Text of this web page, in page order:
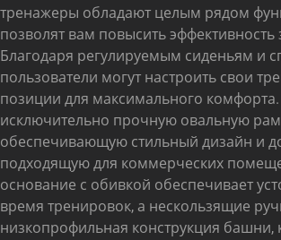
тренажеры обладают целым рядом
позволят вам повысить эффективность
Благодаря регулируемым сиденьям и
пользователи могут настроить свои
позиции для максимального
исключительно прочную овальную
обеспечивающую стильный дизайн и
подходящую для коммерческих
основание с обивкой обеспечивает
время тренировок, а нескользящие
низкопрофильная конструкция башни,